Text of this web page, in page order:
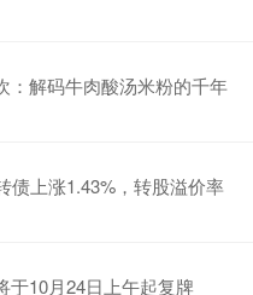
：解码牛肉酸汤米粉的千年
债上涨1.43%，转股溢价率
于10月24日上午起复牌